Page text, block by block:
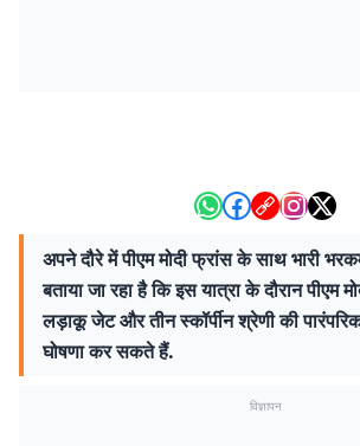
अपने दौरे में पीएम मोदी फ्रांस के साथ भारी
बताया जा रहा है कि इस यात्रा के दौरान पीएम
लड़ाकू जेट और तीन स्कॉर्पीन श्रेणी की
घोषणा कर सकते हैं.
विज्ञापन